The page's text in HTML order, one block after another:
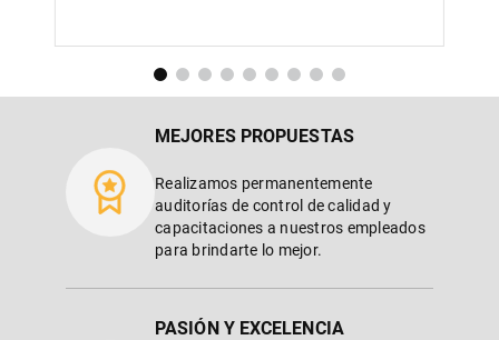
MEJORES PROPUESTAS
Realizamos permanentemente
auditorías de control de calidad y
capacitaciones a nuestros empleados
para brindarte lo mejor.
PASIÓN Y EXCELENCIA